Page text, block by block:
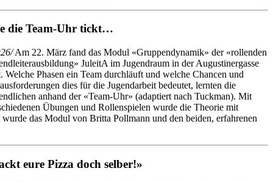
die Team-Uhr tickt…
Am 22. März fand das Modul «Gruppendynamik» der «rollenden
JuleitA im Jugendraum in der Augustinergasse
Welche Phasen ein Team durchläuft und welche Chancen und
dies für die Jugendarbeit bedeutet, lernten die
anhand der «Team-Uhr» (adaptiert nach Tuckman). Mit
Übungen und Rollenspielen wurde die Theorie mit
das Modul von Britta Pollmann und den beiden, erfahrenen
eure Pizza doch selber!»